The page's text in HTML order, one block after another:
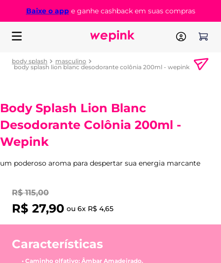
Baixe o appe ganhe cashback em suas compras
body splash
masculino
body splash lion blanc desodorante colônia 200ml - wepink
Body Splash Lion Blanc
Desodorante Colônia 200ml -
Wepink
um poderoso aroma para despertar sua energia marcante
R$ 115,00
R$ 27,90 ou 6x R$ 4,65
Características
• Caminho olfativo: Âmbar Amadeirado.